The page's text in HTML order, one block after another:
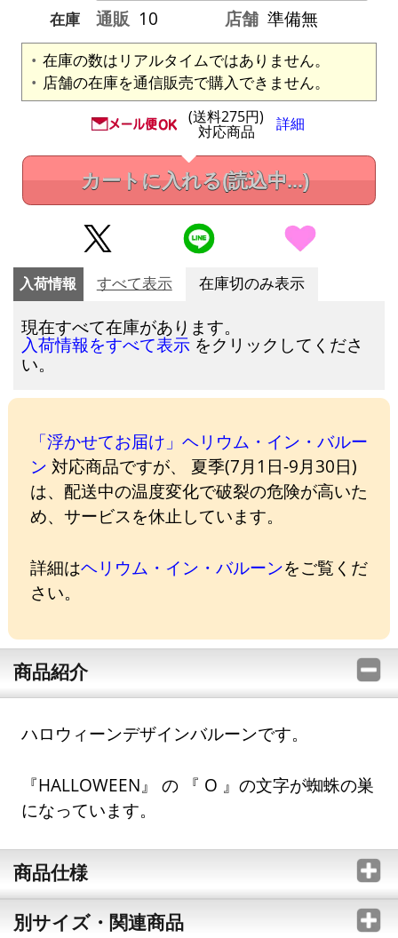
在庫
通販 10 店舗 準備無
在庫の数はリアルタイムではありません。
店舗の在庫を通信販売で購入できません。
(送料275円)
対応商品 詳細
カートに入れる(読込中...)
入荷情報 すべて表示 在庫切のみ表示
現在すべて在庫があります。
入荷情報をすべて表示 をクリックしてくださ
い。
「浮かせてお届け」ヘリウム・イン・バルー
ン 対応商品ですが、 夏季(7月1日-9月30日)
は、配送中の温度変化で破裂の危険が高いた
め、サービスを休止しています。
詳細はヘリウム・イン・バルーンをご覧くだ
さい。
商品紹介
ハロウィーンデザインバルーンです。
『HALLOWEEN』 の 『 O 』の文字が蜘蛛の巣
になっています。
商品仕様
別サイズ・関連商品